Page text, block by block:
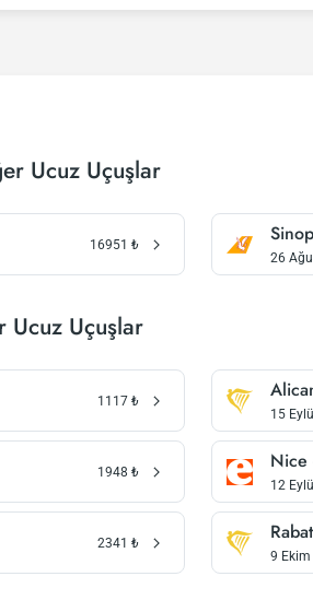
Ucuz Uçuşlar
16951 ₺
26
Ucuz Uçuşlar
1117 ₺
15 Eylül
1948 ₺ Nice
12 Eylül
2341 ₺
9 Ekim